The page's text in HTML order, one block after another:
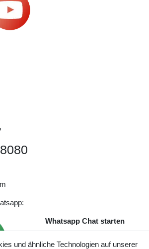
Whatsapp Chat starten
und ähnliche Technologien auf unserer